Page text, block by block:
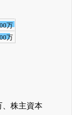
万
万
、株主資本